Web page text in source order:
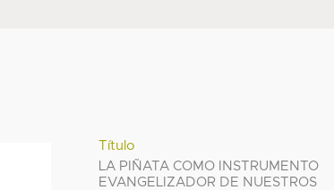
Título
LA PIÑATA COMO INSTRUMENTO
EVANGELIZADOR DE NUESTROS